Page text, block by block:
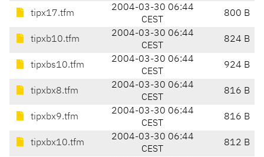
tipx17.tfm
2004-03-30 06:44
CEST
800 B
tipxb10.tfm
2004-03-30 06:44
CEST
824 B
tipxbs10.tfm
2004-03-30 06:44
CEST
924 B
tipxbx8.tfm
2004-03-30 06:44
CEST
816 B
tipxbx9.tfm
2004-03-30 06:44
CEST
816 B
tipxbx10.tfm
2004-03-30 06:44
CEST
812 B